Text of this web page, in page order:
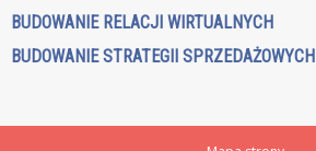
BUDOWANIE RELACJI WIRTUALNYCH
BUDOWANIE STRATEGII SPRZEDAŻOWYCH